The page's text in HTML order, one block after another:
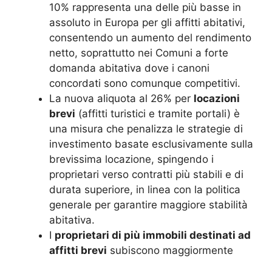
10% rappresenta una delle più basse in
assoluto in Europa per gli affitti abitativi,
consentendo un aumento del rendimento
netto, soprattutto nei Comuni a forte
domanda abitativa dove i canoni
concordati sono comunque competitivi.
La nuova aliquota al 26% per locazioni
brevi (affitti turistici e tramite portali) è
una misura che penalizza le strategie di
investimento basate esclusivamente sulla
brevissima locazione, spingendo i
proprietari verso contratti più stabili e di
durata superiore, in linea con la politica
generale per garantire maggiore stabilità
abitativa.
I proprietari di più immobili destinati ad
affitti brevi subiscono maggiormente